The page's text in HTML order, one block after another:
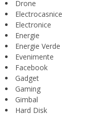
Drone
Electrocasnice
Electronice
Energie
Energie Verde
Evenimente
Facebook
Gadget
Gaming
Gimbal
Hard Disk